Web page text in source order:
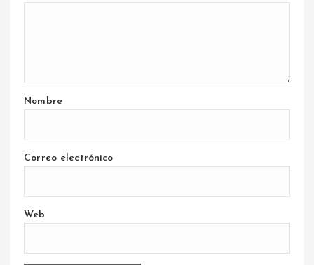
Nombre
Correo electrónico
Web